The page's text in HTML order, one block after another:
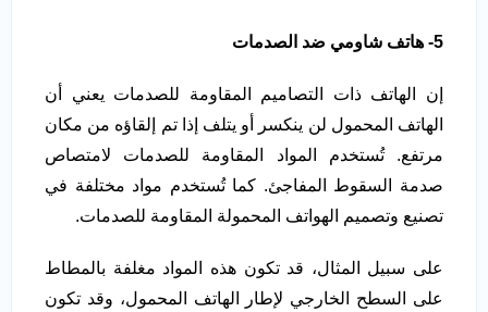
5- هاتف شاومي ضد الصدمات
إن الهاتف ذات التصاميم المقاومة للصدمات يعني أن
الهاتف المحمول لن ينكسر أو يتلف إذا تم إلقاؤه من مكان
مرتفع. تُستخدم المواد المقاومة للصدمات لامتصاص
صدمة السقوط المفاجئ. كما تُستخدم مواد مختلفة في
تصنيع وتصميم الهواتف المحمولة المقاومة للصدمات.
على سبيل المثال، قد تكون هذه المواد مغلفة بالمطاط
على السطح الخارجي لإطار الهاتف المحمول، وقد تكون